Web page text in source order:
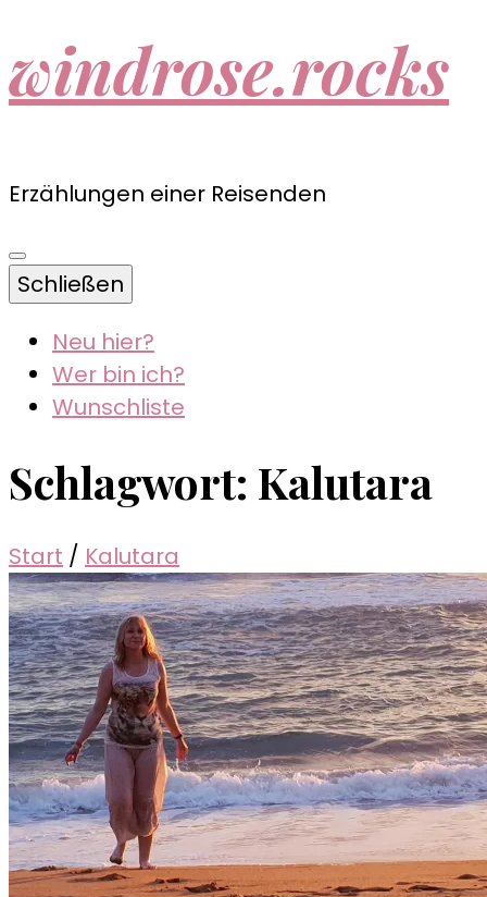
windrose.rocks
Erzählungen einer Reisenden
Schließen
Neu hier?
Wer bin ich?
Wunschliste
Schlagwort: Kalutara
Start / Kalutara